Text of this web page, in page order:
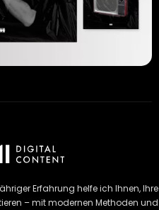
Erfahrung helfe ich Ihnen, Ihre
– mit modernen Methoden und